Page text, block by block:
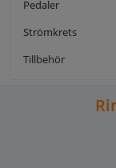
Pedaler
Strömkrets
Tillbehör